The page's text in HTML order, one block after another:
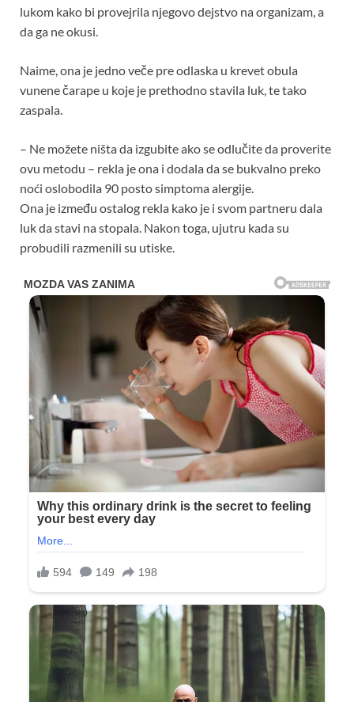
lukom kako bi provejrila njegovo dejstvo na organizam, a
da ga ne okusi.
Naime, ona je jedno veče pre odlaska u krevet obula
vunene čarape u koje je prethodno stavila luk, te tako
zaspala.
– Ne možete ništa da izgubite ako se odlučite da proverite
ovu metodu – rekla je ona i dodala da se bukvalno preko
noći oslobodila 90 posto simptoma alergije.
Ona je između ostalog rekla kako je i svom partneru dala
luk da stavi na stopala. Nakon toga, ujutru kada su
probudili razmenili su utiske.